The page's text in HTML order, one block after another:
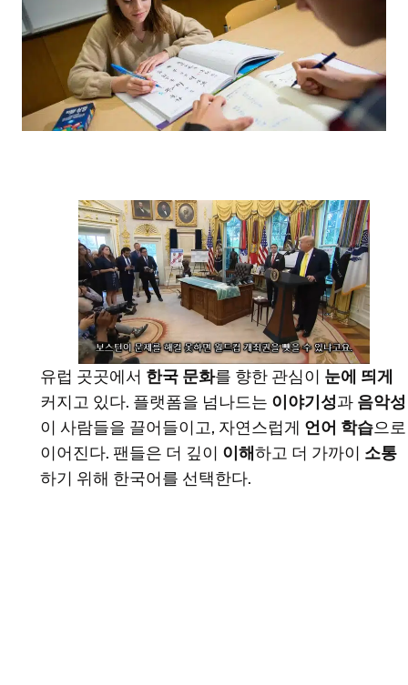
유럽 곳곳에서 한국 문화를 향한 관심이 눈에 띄게
커지고 있다. 플랫폼을 넘나드는 이야기성과 음악성
이 사람들을 끌어들이고, 자연스럽게 언어 학습으로
이어진다. 팬들은 더 깊이 이해하고 더 가까이 소통
하기 위해 한국어를 선택한다.